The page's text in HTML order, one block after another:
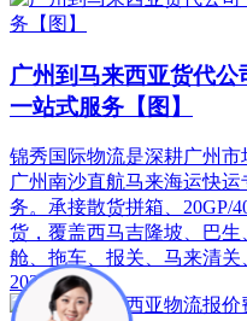
广州到马来西亚货代
一站式服务【图】
锦秀国际物流是深耕广州
广州南沙直航马来海运快
务。承接散货拼箱、20GP/
货，覆盖西马吉隆坡、巴
舱、拖车、报关、马来清
2026-06-30